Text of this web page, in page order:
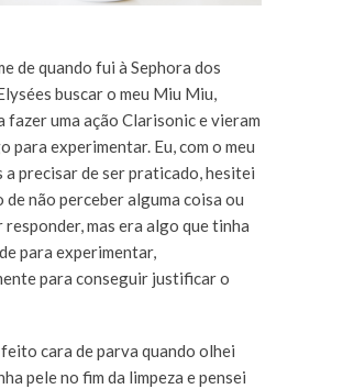
de quando fui à Sephora dos
buscar o meu Miu Miu,
fazer uma ação Clarisonic e vieram
para experimentar. Eu, com o meu
a precisar de ser praticado, hesitei
de não perceber alguma coisa ou
responder, mas era algo que tinha
para experimentar,
para conseguir justificar o
cara de parva quando olhei
pele no fim da limpeza e pensei